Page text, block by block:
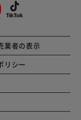
業者の表示
リシー